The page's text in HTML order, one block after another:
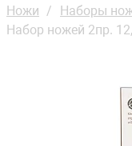
Ножи
Наборы
Набор ножей 2пр.